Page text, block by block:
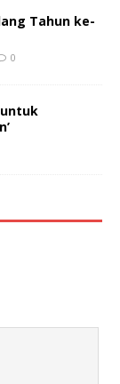
Tahun ke-
0